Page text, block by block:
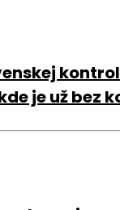
je už bez